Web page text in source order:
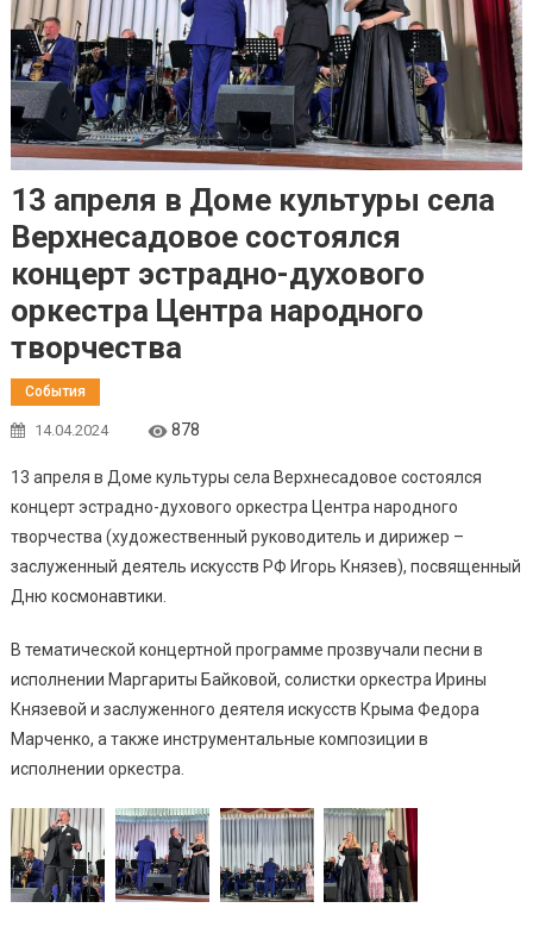
13 апреля в Доме культуры села
Верхнесадовое состоялся
концерт эстрадно-духового
оркестра Центра народного
творчества
События
14.04.2024 878
13 апреля в Доме культуры села Верхнесадовое состоялся
концерт эстрадно-духового оркестра Центра народного
творчества (художественный руководитель и дирижер –
заслуженный деятель искусств РФ Игорь Князев), посвященный
Дню космонавтики.
В тематической концертной программе прозвучали песни в
исполнении Маргариты Байковой, солистки оркестра Ирины
Князевой и заслуженного деятеля искусств Крыма Федора
Марченко, а также инструментальные композиции в
исполнении оркестра.